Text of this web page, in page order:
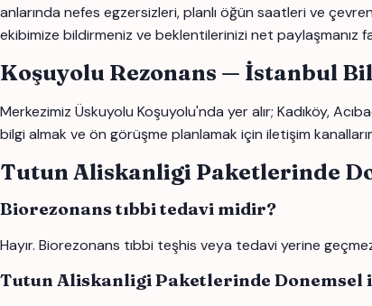
anlarında nefes egzersizleri, planlı öğün saatleri ve
ekibimize bildirmeniz ve beklentilerinizi net paylaşmanız
Koşuyolu Rezonans — İstanbul
Merkezimiz Üskuyolu Koşuyolu'nda yer alır; Kadıköy,
bilgi almak ve ön görüşme planlamak için iletişim
Tutun Aliskanligi Paketlerinde
Biorezonans tıbbi tedavi midir?
Hayır. Biorezonans tıbbi teşhis veya tedavi yerine
Tutun Aliskanligi Paketlerinde Donemsel